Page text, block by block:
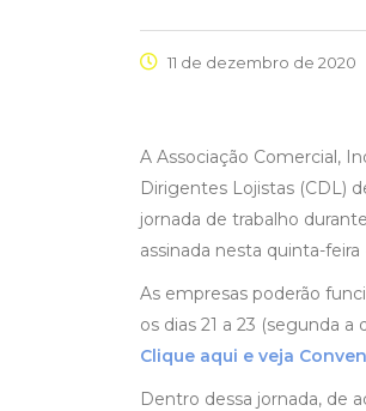
11 de dezembro de 2020
A Associação Comercial,
Dirigentes Lojistas (CDL)
jornada de trabalho
assinada nesta quinta-feira
As empresas poderão
os dias 21 a 23 (segunda a
Clique aqui e veja
Dentro dessa jornada, de